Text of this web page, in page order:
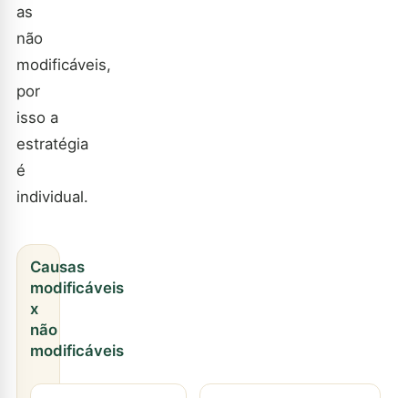
as
não
modificáveis,
por
isso a
estratégia
é
individual.
Causas
modificáveis
x
não
modificáveis